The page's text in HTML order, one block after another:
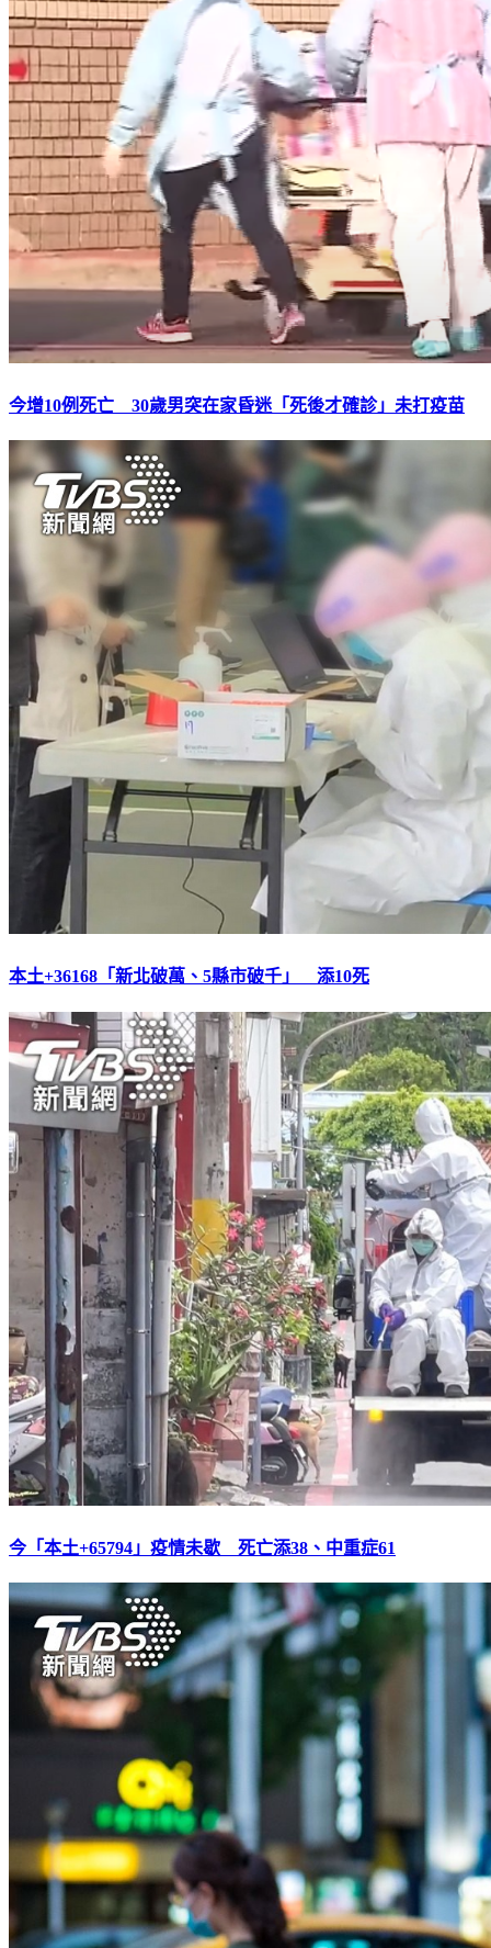
今增10例死亡 30歲男突在家昏迷「死後才確診」未打疫苗
本土+36168「新北破萬、5縣市破千」 添10死
今「本土+65794」疫情未歇 死亡添38、中重症61